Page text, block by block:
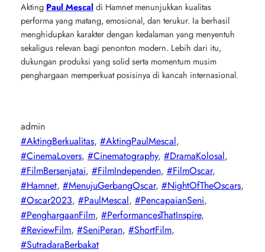
Akting Paul Mescal di Hamnetmenunjukkan kualitas
performa yang matang, emosional, dan terukur. Ia berhasil
menghidupkan karakter dengan kedalaman yang menyentuh
sekaligus relevan bagi penonton modern. Lebih dari itu,
dukungan produksi yang solid serta momentum musim
penghargaan memperkuat posisinya di kancah internasional.
admin
#AktingBerkualitas, #AktingPaulMescal
#CinemaLovers, #Cinematography, #DramaKolosal
#FilmBersenjatai, #FilmIndependen, #FilmOscar
#Hamnet, #MenujuGerbangOscar, #NightOfTheOscars
#Oscar2023, #PaulMescal, #PencapaianSeni
#PenghargaanFilm, #PerformancesThatInspire
#ReviewFilm, #SeniPeran, #ShortFilm
#SutradaraBerbakat